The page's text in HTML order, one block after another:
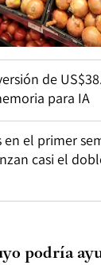
de
para IA
en el primer
casi el
podría